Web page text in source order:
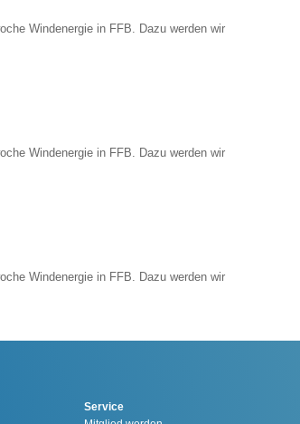
Windenergie in FFB. Dazu werden wir
Windenergie in FFB. Dazu werden wir
Windenergie in FFB. Dazu werden wir
Service